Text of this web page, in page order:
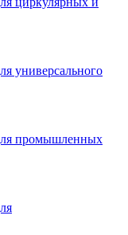
универсального
промышленных